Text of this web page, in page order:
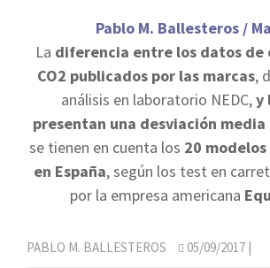
Pablo M. Ballesteros /
La diferencia entre los datos de
CO2 publicados por las marcas,
análisis en laboratorio NEDC,y
presentan una desviación
se tienen en cuenta los 20
en España, según los test en
por la empresa americana
PABLO M. BALLESTEROS 05/09/2017 |